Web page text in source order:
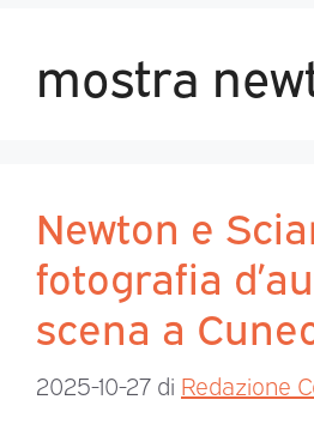
mostra
Newton e
fotografia
scena a
2025-10-27 di Redazione